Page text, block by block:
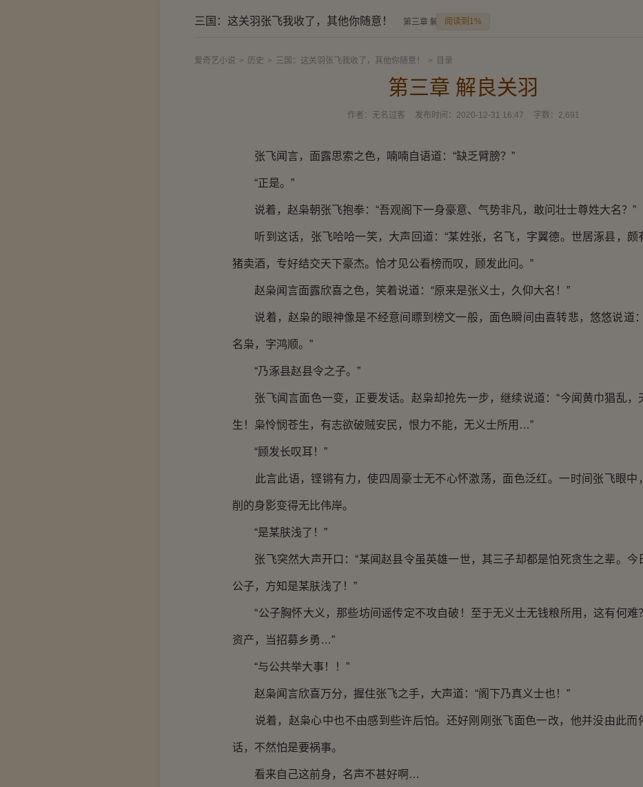
三国：这关羽张飞我收了，其他你随意！ 第三章 解良关羽阅读到1%
爱奇艺小说 > 历史 > 三国：这关羽张飞我收了，其他你随意！ > 目录
第三章 解良关羽
作者： 无名过客 发布时间： 2020-12-31 16:47 字数： 2,691
张飞闻言，面露思索之色，喃喃自语道：“缺乏臂膀？”
“正是。”
说着，赵枭朝张飞抱拳：“吾观阁下一身豪意、气势非凡，敢问壮士尊姓大名？”
听到这话，张飞哈哈一笑，大声回道：“某姓张，名飞，字翼德。世居涿县，颇
猪卖酒，专好结交天下豪杰。恰才见公看榜而叹，顾发此问。”
赵枭闻言面露欣喜之色，笑着说道：“原来是张义士，久仰大名！”
说着，赵枭的眼神像是不经意间瞟到榜文一般，面色瞬间由喜转悲，悠悠说道：
名枭，字鸿顺。”
“乃涿县赵县令之子。”
张飞闻言面色一变，正要发话。赵枭却抢先一步，继续说道：“今闻黄巾猖乱，
生！枭怜悯苍生，有志欲破贼安民，恨力不能，无义士所用…”
“顾发长叹耳！”
此言此语，铿锵有力，使四周豪士无不心怀激荡，面色泛红。一时间张飞眼中
削的身影变得无比伟岸。
“是某肤浅了！”
张飞突然大声开口：“某闻赵县令虽英雄一世，其三子却都是怕死贪生之辈。今
公子，方知是某肤浅了！”
“公子胸怀大义，那些坊间谣传定不攻自破！至于无义士无钱粮所用，这有何难
资产，当招募乡勇…”
“与公共举大事！！”
赵枭闻言欣喜万分，握住张飞之手，大声道：“阁下乃真义士也！”
说着，赵枭心中也不由感到些许后怕。还好刚刚张飞面色一改，他并没由此而
话，不然怕是要祸事。
看来自己这前身，名声不甚好啊…